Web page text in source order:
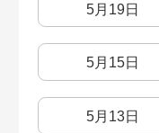
5月19日
5月15日
5月13日